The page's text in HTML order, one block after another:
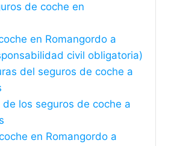
de coche en
en Romangordo a
civil obligatoria)
del seguros de coche a
de los seguros de coche a
en Romangordo a